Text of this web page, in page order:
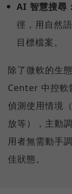
AI 智慧搜尋：
徑，用自然
目標檔案。
除了微軟的生
Center 中控軟
偵測使用情境
放等），主動
用者無需動手
佳狀態。